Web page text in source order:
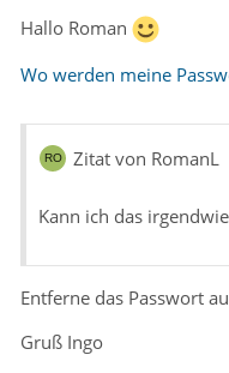
Hallo Roman
Wo werden meine
Zitat von RomanL
Kann ich das
Entferne das Passwort
Gruß Ingo